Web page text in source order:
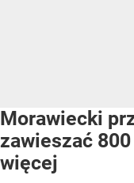
Morawiecki
zawieszać
więcej